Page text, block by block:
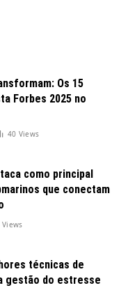
Os 15
Forbes 2025 no
40 Views
como principal
que conectam
Views
técnicas de
gestão do estresse